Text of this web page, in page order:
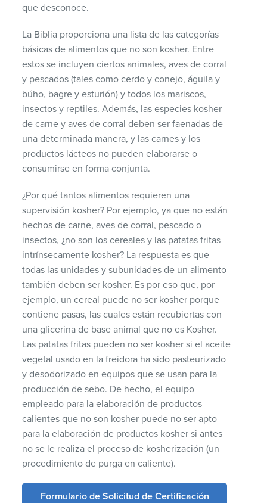
que desconoce.
La Biblia proporciona una lista de las categorías
básicas de alimentos que no son kosher. Entre
estos se incluyen ciertos animales, aves de corral
y pescados (tales como cerdo y conejo, águila y
búho, bagre y esturión) y todos los mariscos,
insectos y reptiles. Además, las especies kosher
de carne y aves de corral deben ser faenadas de
una determinada manera, y las carnes y los
productos lácteos no pueden elaborarse o
consumirse en forma conjunta.
¿Por qué tantos alimentos requieren una
supervisión kosher? Por ejemplo, ya que no están
hechos de carne, aves de corral, pescado o
insectos, ¿no son los cereales y las patatas fritas
intrínsecamente kosher? La respuesta es que
todas las unidades y subunidades de un alimento
también deben ser kosher. Es por eso que, por
ejemplo, un cereal puede no ser kosher porque
contiene pasas, las cuales están recubiertas con
una glicerina de base animal que no es Kosher.
Las patatas fritas pueden no ser kosher si el aceite
vegetal usado en la freidora ha sido pasteurizado
y desodorizado en equipos que se usan para la
producción de sebo. De hecho, el equipo
empleado para la elaboración de productos
calientes que no son kosher puede no ser apto
para la elaboración de productos kosher si antes
no se le realiza el proceso de kosherización (un
procedimiento de purga en caliente).
Formulario de Solicitud de Certificación